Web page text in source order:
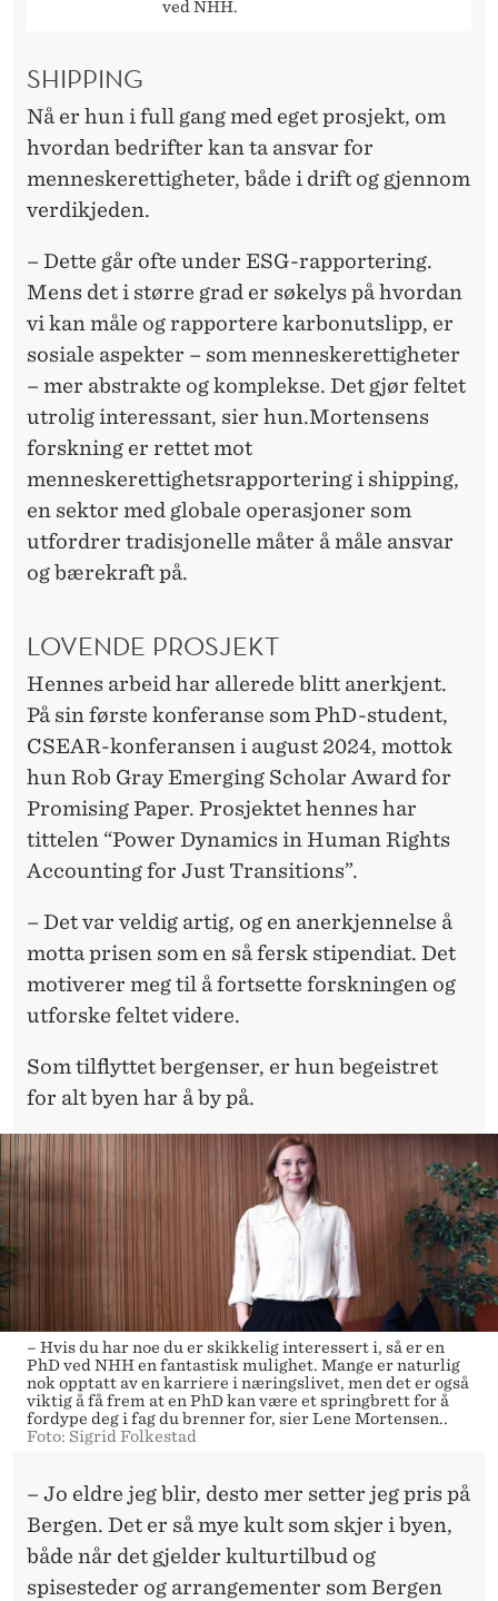
ved NHH.
SHIPPING
Nå er hun i full gang med eget prosjekt, om
hvordan bedrifter kan ta ansvar for
menneskerettigheter, både i drift og gjennom
verdikjeden.
– Dette går ofte under ESG-rapportering.
Mens det i større grad er søkelys på hvordan
vi kan måle og rapportere karbonutslipp, er
sosiale aspekter – som menneskerettigheter
– mer abstrakte og komplekse. Det gjør feltet
utrolig interessant, sier hun.Mortensens
forskning er rettet mot
menneskerettighetsrapportering i shipping,
en sektor med globale operasjoner som
utfordrer tradisjonelle måter å måle ansvar
og bærekraft på.
LOVENDE PROSJEKT
Hennes arbeid har allerede blitt anerkjent.
På sin første konferanse som PhD-student,
CSEAR-konferansen i august 2024, mottok
hun Rob Gray Emerging Scholar Award for
Promising Paper. Prosjektet hennes har
tittelen “Power Dynamics in Human Rights
Accounting for Just Transitions”.
– Det var veldig artig, og en anerkjennelse å
motta prisen som en så fersk stipendiat. Det
motiverer meg til å fortsette forskningen og
utforske feltet videre.
Som tilflyttet bergenser, er hun begeistret
for alt byen har å by på.
– Hvis du har noe du er skikkelig interessert i, så er en
PhD ved NHH en fantastisk mulighet. Mange er naturlig
nok opptatt av en karriere i næringslivet, men det er også
viktig å få frem at en PhD kan være et springbrett for å
fordype deg i fag du brenner for, sier Lene Mortensen..
Foto: Sigrid Folkestad
– Jo eldre jeg blir, desto mer setter jeg pris på
Bergen. Det er så mye kult som skjer i byen,
både når det gjelder kulturtilbud og
spisesteder og arrangementer som Bergen